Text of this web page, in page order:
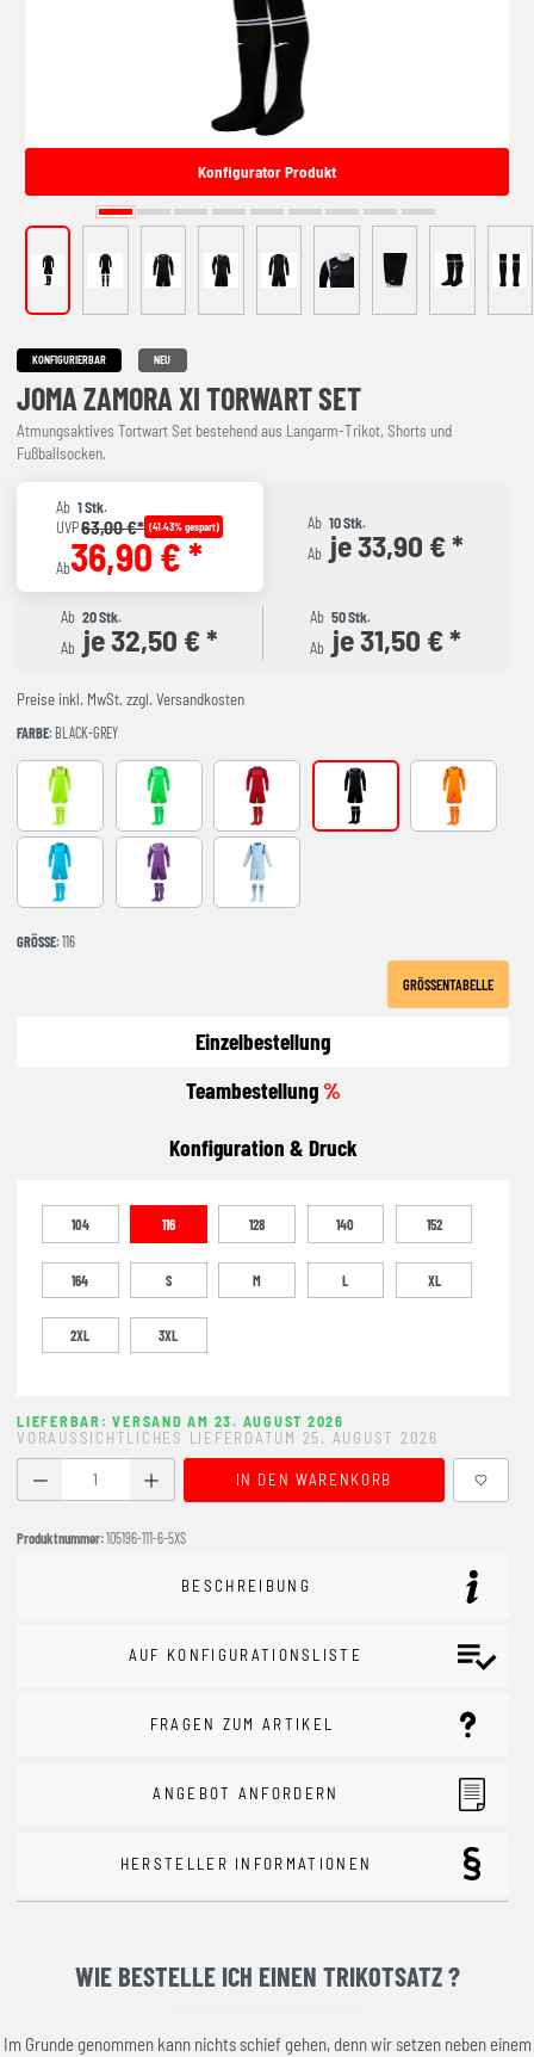
Konfigurator Produkt
KONFIGURIERBAR NEU
JOMA ZAMORA XI TORWART SET
Atmungsaktives Tortwart Set bestehend aus Langarm-Trikot, Shorts und
Fußballsocken.
Ab 1 Stk.
UVP63,00 €* (41.43% gespart)
Ab36,90 € *
Ab 10 Stk.
Ab je 33,90 € *
Ab 20 Stk.
Ab je 32,50 € *
Ab 50 Stk.
Ab je 31,50 € *
Preise inkl. MwSt. zzgl. Versandkosten
FARBE: BLACK-GREY
AMARILLO FLUORFLUOR GREEN RED-NAVY BLACK-GREY NARANJA
Turquoise PURPLE LIGHT BLUE
GRÖSSE : 116
GRÖSSENTABELLE
Einzelbestellung
Teambestellung%
Konfiguration & Druck
104 116 128 140 152
164 S M L XL
2XL 3XL
LIEFERBAR: VERSAND AM 23. AUGUST 2026
VORAUSSICHTLICHES LIEFERDATUM 25. AUGUST 2026
Produkt Anzahl: Gib den gewünschten Wert ein oder
IN DEN WARENKORB
Produktnummer:105196-111-6-5XS
BESCHREIBUNG
AUF KONFIGURATIONSLISTE
FRAGEN ZUM ARTIKEL
ANGEBOT ANFORDERN
HERSTELLER INFORMATIONEN
WIE BESTELLE ICH EINEN TRIKOTSATZ ?
Im Grunde genommen kann nichts schief gehen, denn wir setzen neben einem